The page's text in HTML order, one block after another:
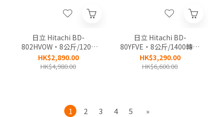
日立 Hitachi BD-
802HVOW‧8公斤/1200
轉‧變頻蒸氣‧前置式洗衣
機-香港行貨-原廠2年全機
HK$2,890.00
HK$4,980.00
日立 Hitachi BD-
80YFVE‧8公斤/1400轉‧
變頻蒸氣‧前置式洗衣機-
香港行貨-原廠2年全機及
HK$3,290.00
HK$6,600.00
1 2 3 4 5 »